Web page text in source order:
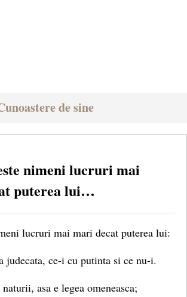
de sine
nimeni lucruri mai
puterea lui…
lucruri mai mari decat puterea lui:
judecata, ce-i cu putinta si ce nu-i.
asa e legea omeneasca;